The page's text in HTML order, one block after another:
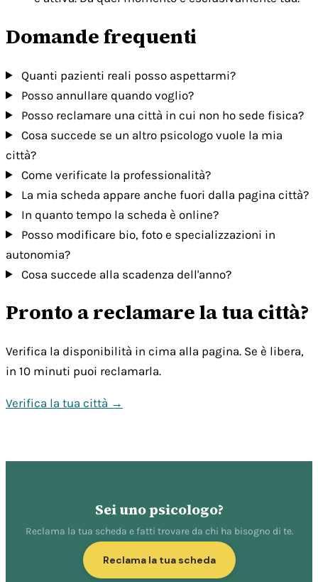
Domande frequenti
Quanti pazienti reali posso aspettarmi?
Posso annullare quando voglio?
Posso reclamare una città in cui non ho sede fisica?
Cosa succede se un altro psicologo vuole la mia
città?
Come verificate la professionalità?
La mia scheda appare anche fuori dalla pagina città?
In quanto tempo la scheda è online?
Posso modificare bio, foto e specializzazioni in
autonomia?
Cosa succede alla scadenza dell'anno?
Pronto a reclamare la tua città?
Verifica la disponibilità in cima alla pagina. Se è libera,
in 10 minuti puoi reclamarla.
Verifica la tua città →
Sei uno psicologo?
Reclama la tua scheda e fatti trovare da chi ha bisogno di te.
Reclama la tua scheda